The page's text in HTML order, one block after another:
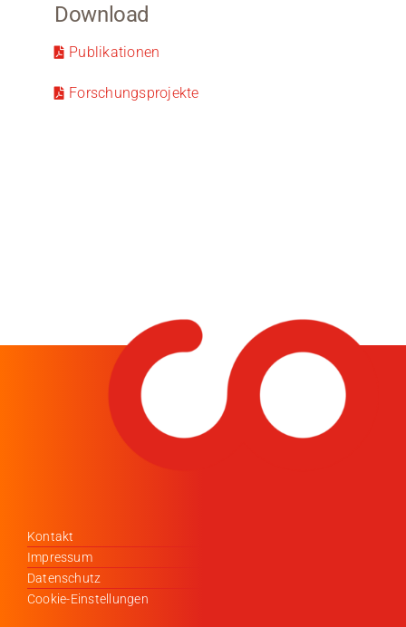
Download
Publikationen
Forschungsprojekte
Kontakt
Impressum
Datenschutz
Cookie-Einstellungen